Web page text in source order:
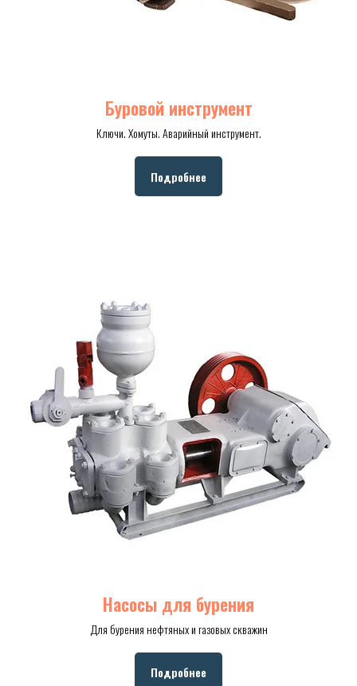
Буровой инструмент
Ключи. Хомуты. Аварийный инструмент.
Подробнее
Насосы для бурения
Для бурения нефтяных и газовых скважин
Подробнее